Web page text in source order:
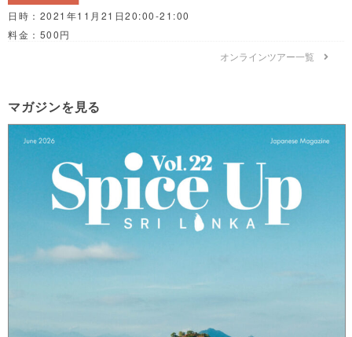
日時：2021年11月21日20:00-21:00
料金：500円
オンラインツアー一覧
マガジンを見る